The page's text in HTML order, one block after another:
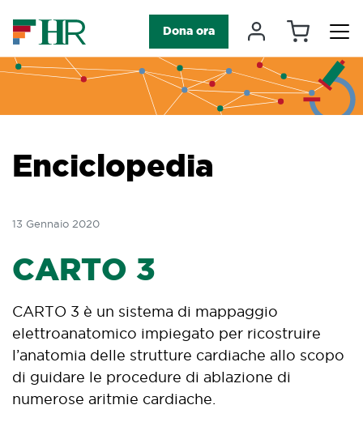
Navigazione principale
Dona ora Il mioCarrello
Enciclopedia
13 Gennaio 2020
CARTO 3
CARTO 3 è un sistema di mappaggio
elettroanatomico impiegato per ricostruire
l’anatomia delle strutture cardiache allo scopo
di guidare le procedure di ablazione di
numerose aritmie cardiache.